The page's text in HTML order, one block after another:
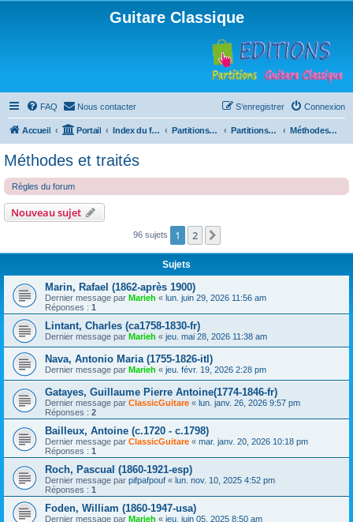
Guitare Classique
FAQ Nous contacter Connexion
S’enregistrer
Accueil Portail Index du forum Partitions pour guitare en libre téléchargement Partitions classées par compositeur Méthodes et traités
Méthodes et traités
Règles du forum
Nouveau sujet
96 sujets 1 2
Sujets
Marin, Rafael (1862-après 1900)
Dernier message par Marieh « lun. juin 29, 2026 11:56 am
Réponses : 1
Lintant, Charles (ca1758-1830-fr)
Dernier message par Marieh « jeu. mai 28, 2026 11:38 am
Nava, Antonio Maria (1755-1826-itl)
Dernier message par Marieh « jeu. févr. 19, 2026 2:28 pm
Gatayes, Guillaume Pierre Antoine(1774-1846-fr)
Dernier message par ClassicGuitare « lun. janv. 26, 2026 9:57 pm
Réponses : 2
Bailleux, Antoine (c.1720 - c.1798)
Dernier message par ClassicGuitare « mar. janv. 20, 2026 10:18 pm
Réponses : 1
Roch, Pascual (1860-1921-esp)
Dernier message par pifpafpouf « lun. nov. 10, 2025 4:52 pm
Réponses : 1
Foden, William (1860-1947-usa)
Dernier message par Marieh « jeu. juin 05, 2025 8:50 am